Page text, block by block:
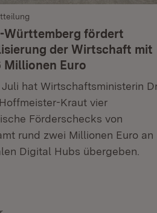
Württemberg fördert
der Wirtschaft mit
Millionen Euro
hat Wirtschaftsministerin
Kraut vier
Förderschecks von
rund zwei Millionen Euro an
Digital Hubs übergeben.